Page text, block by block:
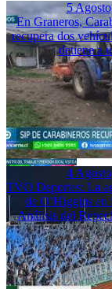
5
En Graneros,
recupera dos
detiene a
4
TVO Deportes: La
de O’Higgins en
Análisis del